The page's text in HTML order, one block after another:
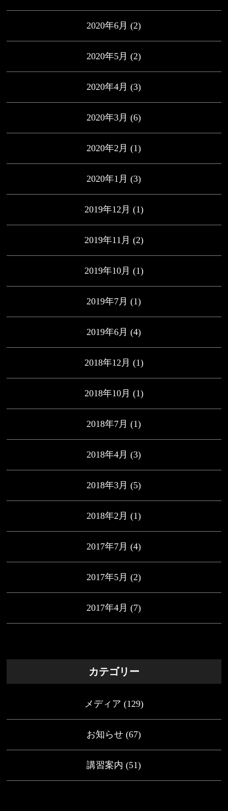
2020年6月 (2)
2020年5月 (2)
2020年4月 (3)
2020年3月 (6)
2020年2月 (1)
2020年1月 (3)
2019年12月 (1)
2019年11月 (2)
2019年10月 (1)
2019年7月 (1)
2019年6月 (4)
2018年12月 (1)
2018年10月 (1)
2018年7月 (1)
2018年4月 (3)
2018年3月 (5)
2018年2月 (1)
2017年7月 (4)
2017年5月 (2)
2017年4月 (7)
カテゴリー
メディア (129)
お知らせ (67)
講習案内 (51)